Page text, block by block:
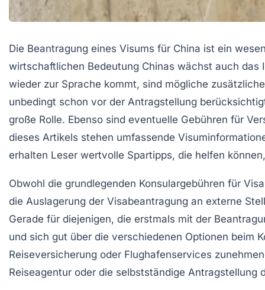
Die Beantragung eines Visums für China ist ein
wirtschaftlichen Bedeutung Chinas wächst auch das
wieder zur Sprache kommt, sind mögliche
unbedingt schon vor der Antragstellung
große Rolle. Ebenso sind eventuelle Gebühren für
dieses Artikels stehen umfassende
erhalten Leser wertvolle Spartipps, die helfen
Obwohl die grundlegenden Konsulargebühren für
die Auslagerung der Visabeantragung an externe
Gerade für diejenigen, die erstmals mit der
und sich gut über die verschiedenen Optionen beim
Reiseversicherung oder Flughafenservices
Reiseagentur oder die selbstständige